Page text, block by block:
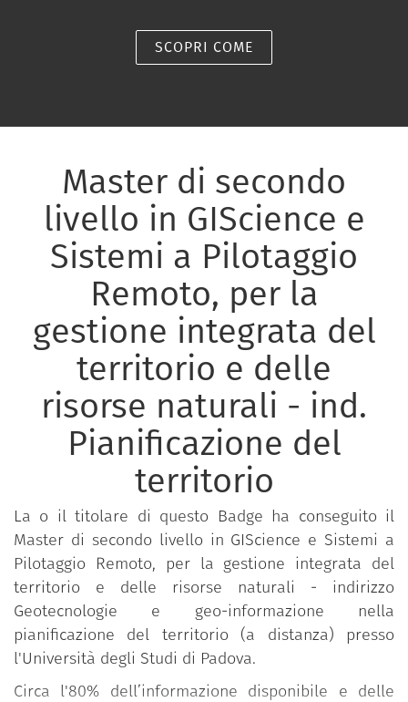
SCOPRI COME
Master di secondo
livello in GIScience e
Sistemi a Pilotaggio
Remoto, per la
gestione integrata del
territorio e delle
risorse naturali - ind.
Pianificazione del
territorio
La o il titolare di questo Badge ha conseguito il
Master di secondo livello in GIScience e Sistemi a
Pilotaggio Remoto, per la gestione integrata del
territorio e delle risorse naturali - indirizzo
Geotecnologie e geo-informazione nella
pianificazione del territorio (a distanza) presso
l'Università degli Studi di Padova.
Circa l'80% dell’informazione disponibile e delle